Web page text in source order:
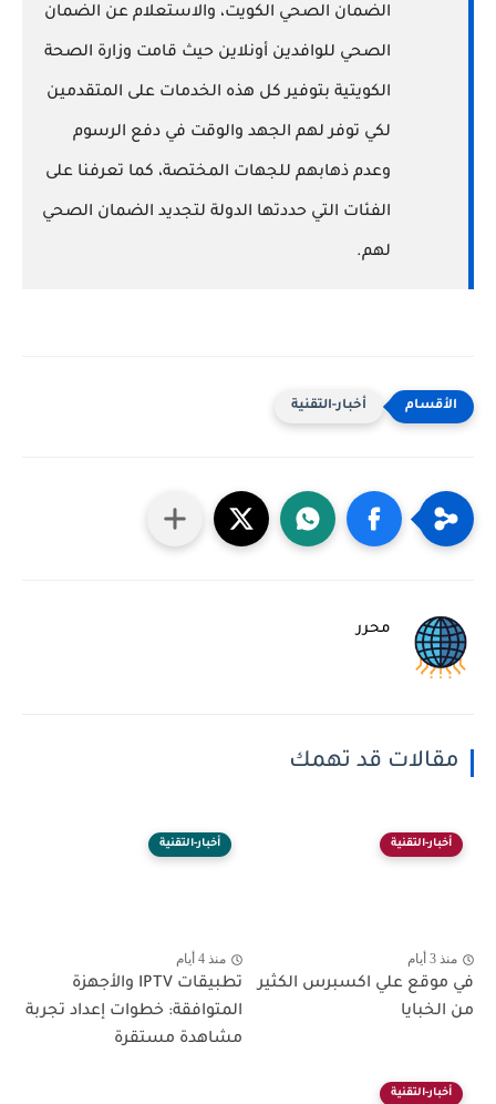
الضمان الصحي الكويت، والاستعلام عن الضمان
الصحي للوافدين أونلاين حيث قامت وزارة الصحة
الكويتية بتوفير كل هذه الخدمات على المتقدمين
لكي توفر لهم الجهد والوقت في دفع الرسوم
وعدم ذهابهم للجهات المختصة، كما تعرفنا على
الفئات التي حددتها الدولة لتجديد الضمان الصحي
لهم.
أخبار-التقنية
محرر
مقالات قد تهمك
أخبار-التقنية
منذ 3 أيام
في موقع علي اكسبرس الكثير
من الخبايا
أخبار-التقنية
منذ 4 أيام
تطبيقات IPTV والأجهزة
المتوافقة: خطوات إعداد تجربة
مشاهدة مستقرة
أخبار-التقنية